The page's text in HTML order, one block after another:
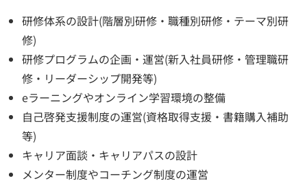
研修体系の設計(階層別研修・職種別研修・テーマ別研
修)
研修プログラムの企画・運営(新入社員研修・管理職研
修・リーダーシップ開発等)
eラーニングやオンライン学習環境の整備
自己啓発支援制度の運営(資格取得支援・書籍購入補助
等)
キャリア面談・キャリアパスの設計
メンター制度やコーチング制度の運営